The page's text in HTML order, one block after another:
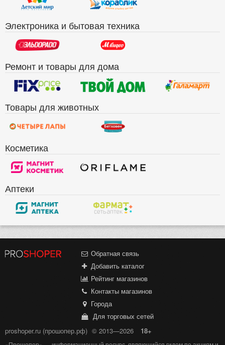
Электроника и бытовая техника
Ремонт и товары для дома
Товары для животных
Косметика
Аптеки
Обратная связь
Добавить каталог
Рейтинг магазинов
Контакты магазинов
Города
Для торговых сетей
proshoper.ru (прошопер.рф) © 2013—2026 18+